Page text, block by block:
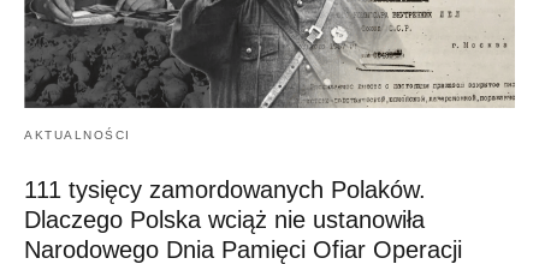
AKTUALNOŚCI
111 tysięcy zamordowanych Polaków.
Dlaczego Polska wciąż nie ustanowiła
Narodowego Dnia Pamięci Ofiar Operacji